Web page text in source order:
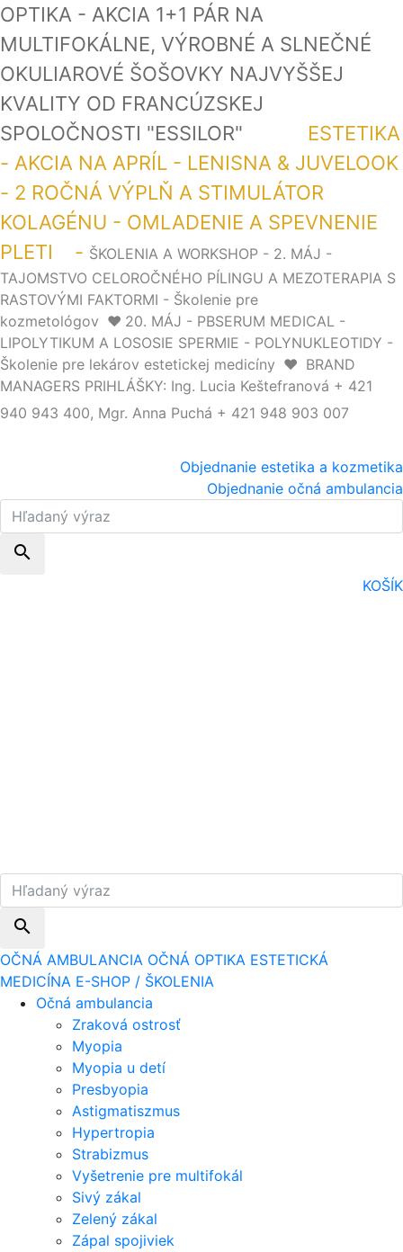
OPTIKA - AKCIA 1+1 PÁR NA
MULTIFOKÁLNE, VÝROBNÉ A SLNEČNÉ
OKULIAROVÉ ŠOŠOVKY NAJVYŠŠEJ
KVALITY OD FRANCÚZSKEJ
SPOLOČNOSTI "ESSILOR" ESTETIKA
- AKCIA NA APRÍL - LENISNA & JUVELOOK
- 2 ROČNÁ VÝPLŇ A STIMULÁTOR
KOLAGÉNU - OMLADENIE A SPEVNENIE
PLETI - ŠKOLENIA A WORKSHOP - 2. MÁJ -
TAJOMSTVO CELOROČNÉHO PÍLINGU A MEZOTERAPIA S
RASTOVÝMI FAKTORMI - Školenie pre
kozmetológov ❤️ 20. MÁJ - PBSERUM MEDICAL -
LIPOLYTIKUM A LOSOSIE SPERMIE - POLYNUKLEOTIDY -
Školenie pre lekárov estetickej medicíny ❤️ BRAND
MANAGERS PRIHLÁŠKY: Ing. Lucia Keštefranová + 421
940 943 400, Mgr. Anna Puchá + 421 948 903 007
Objednanie estetika a kozmetika
Objednanie očná ambulancia
search
KOŠÍK
search
OČNÁ AMBULANCIA OČNÁ OPTIKA ESTETICKÁ
MEDICÍNA E-SHOP / ŠKOLENIA
Očná ambulancia
Zraková ostrosť
Myopia
Myopia u detí
Presbyopia
Astigmatiszmus
Hypertropia
Strabizmus
Vyšetrenie pre multifokál
Sivý zákal
Zelený zákal
Zápal spojiviek